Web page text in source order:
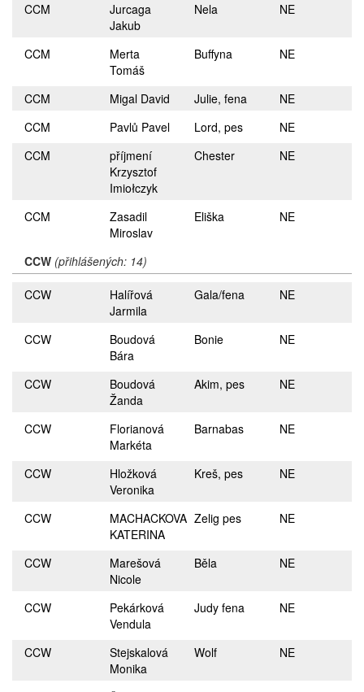
CCM
Jurcaga
Jakub
Nela NE
CCM
Merta
Tomáš
Buffyna NE
CCM Migal David Julie, fena
NE
CCM
Pavlů Pavel Lord, pes
NE
CCM
příjmení
Krzysztof
Imiołczyk
Chester NE
CCM
Zasadil
Miroslav
Eliška NE
CCW (přihlášených: 14)
CCW
Halířová
Jarmila
Gala/fena NE
CCW
Boudová
Bára
Bonie NE
CCW
Boudová
Žanda
Akim, pes NE
CCW
Florianová
Markéta
Barnabas NE
CCW
Hložková
Veronika
Kreš, pes NE
CCW
MACHACKOVA
KATERINA
Zelig pes NE
CCW
Marešová
Nicole
Běla NE
CCW
Pekárková
Vendula
Judy fena NE
CCW
Stejskalová
Monika
Wolf NE